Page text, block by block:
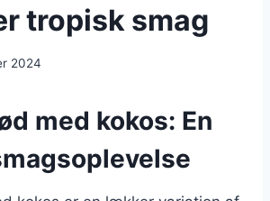
tropisk smag
2024
med kokos: En